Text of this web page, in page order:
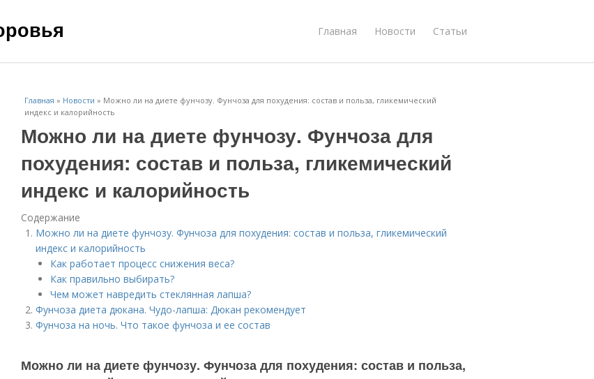
Главная Новости Статьи
Главная » Новости » Можно ли на диете фунчозу. Фунчоза для похудения: состав и польза, гликемический
индекс и калорийность
Можно ли на диете фунчозу. Фунчоза для
похудения: состав и польза, гликемический
индекс и калорийность
Содержание
Можно ли на диете фунчозу. Фунчоза для похудения: состав и польза, гликемический
индекс и калорийность
Как работает процесс снижения веса?
Как правильно выбирать?
Чем может навредить стеклянная лапша?
Фунчоза диета дюкана. Чудо-лапша: Дюкан рекомендует
Фунчоза на ночь. Что такое фунчоза и ее состав
Можно ли на диете фунчозу. Фунчоза для похудения: состав и польза,